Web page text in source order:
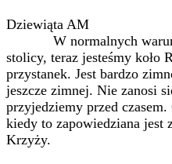
Dziewiąta AM
W normalnych
stolicy, teraz jesteśmy koło
przystanek. Jest bardzo
jeszcze zimnej. Nie zanosi
przyjedziemy przed
kiedy to zapowiedziana jest
Krzyży.